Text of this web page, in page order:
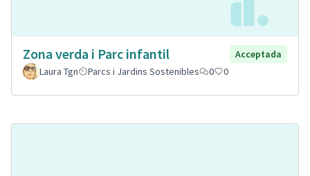
Zona verda i Parc infantil
Acceptada
Laura Tgn
Parcs i Jardins Sostenibles 0 0